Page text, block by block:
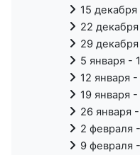
15
22
29
5 января -
12 января
19 января
26 января
2 февраля
9 февраля